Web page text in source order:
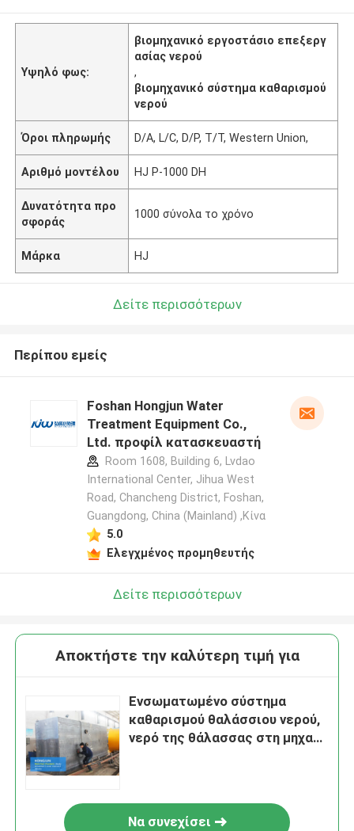
Υψηλό φως:
βιομηχανικό εργοστάσιο επεξεργ
ασίας νερού
,
βιομηχανικό σύστημα καθαρισμού
νερού
Όροι πληρωμής D/A, L/C, D/P, T/T, Western Union,
Αριθμό μοντέλου HJ Ρ-1000 DH
Δυνατότητα προ
σφοράς
1000 σύνολα το χρόνο
Μάρκα HJ
Δείτε περισσότερων
Περίπου εμείς
Foshan Hongjun Water
Treatment Equipment Co.,
Ltd. προφίλ κατασκευαστή
Room 1608, Building 6, Lvdao
International Center, Jihua West
Road, Chancheng District, Foshan,
Guangdong, China (Mainland) ,Κίνα
5.0
Ελεγχμένος προμηθευτής
Δείτε περισσότερων
Αποκτήστε την καλύτερη τιμή για
Ενσωματωμένο σύστημα
καθαρισμού θαλάσσιου νερού,
νερό της θάλασσας στη μηχανή
Να συνεχίσει